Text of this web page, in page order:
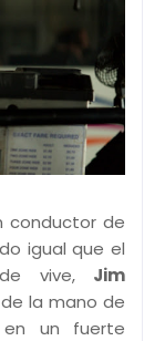
conductor de
igual que el
vive, Jim
la mano de
un fuerte